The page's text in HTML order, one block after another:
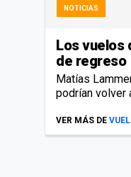
NOTICIAS
Los vuelos
de regreso
Matías
podrían volver
VER MÁS DE